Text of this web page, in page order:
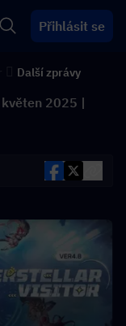
Přihlásit se
Další zprávy
květen 2025 |